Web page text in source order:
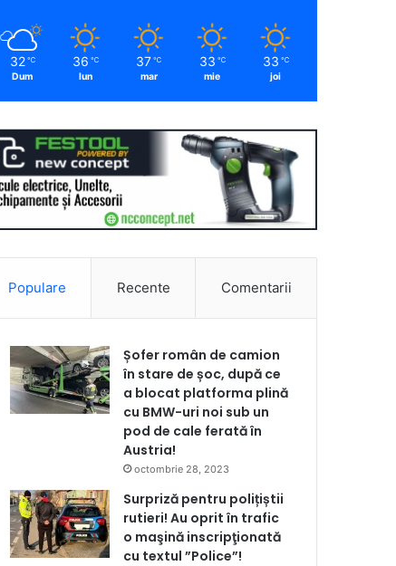
32 ℃
Dum
36 ℃
lun
37 ℃
mar
33 ℃
mie
33 ℃
joi
Populare Recente Comentarii
Șofer român de camion
în stare de șoc, după ce
a blocat platforma plină
cu BMW-uri noi sub un
pod de cale ferată în
Austria!
octombrie 28, 2023
Surpriză pentru polițiștii
rutieri! Au oprit în trafic
o maşină inscripţionată
cu textul ”Police”!